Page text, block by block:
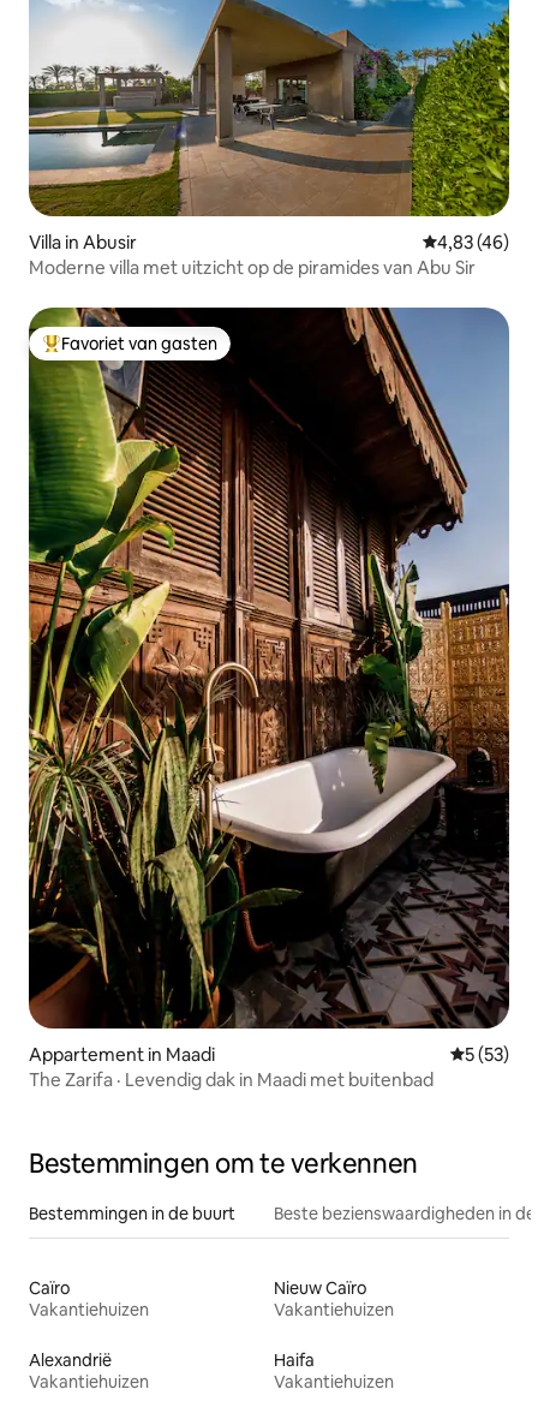
Villa in Abusir Gemiddelde
4,83 (46)
Moderne villa met uitzicht op de piramides van Abu Sir
Topfavoriet van gasten
Favoriet van gasten
Appartement in Maadi
5 (53)
The Zarifa · Levendig dak in Maadi met buitenbad
Bestemmingen om te verkennen
Bestemmingen in de buurt Beste bezienswaardigheden in
Caïro
Vakantiehuizen
Nieuw Caïro
Vakantiehuizen
Alexandrië
Vakantiehuizen
Haifa
Vakantiehuizen